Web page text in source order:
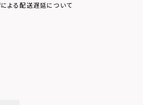
よる配送遅延について